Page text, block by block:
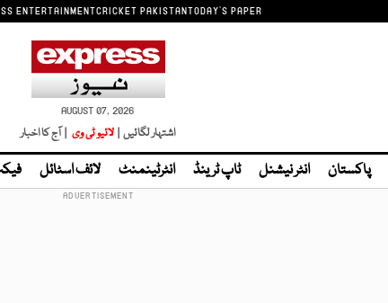
ENTERTAINMENTCRICKET PAKISTANTODAY'S PAPER
AUGUST 07, 2026
اشتہار لگائیں | لائیو ٹی وی | آج کا اخبار
پاکستان انٹر نیشنل ٹاپ ٹرینڈ انٹرٹینمنٹ لائف اسٹائل